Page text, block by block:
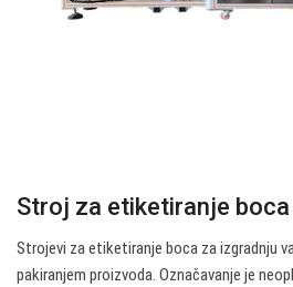
Stroj za etiketiranje boca
Strojevi za etiketiranje boca za izgradnju
pakiranjem proizvoda. Označavanje je